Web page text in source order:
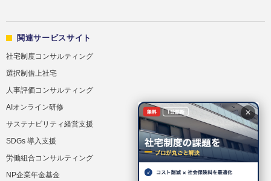
関連サービスサイト
社宅制度コンサルティング
選択制借上社宅
人事評価コンサルティング
AIオンライン研修
サステナビリティ経営支援
SDGs 導入支援
労働組合コンサルティング
NP企業年金基金
✕